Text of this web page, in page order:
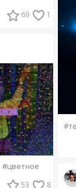
69 1
#цветное
53 8